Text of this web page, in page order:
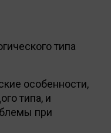
типа
особенности,
типа, и
при